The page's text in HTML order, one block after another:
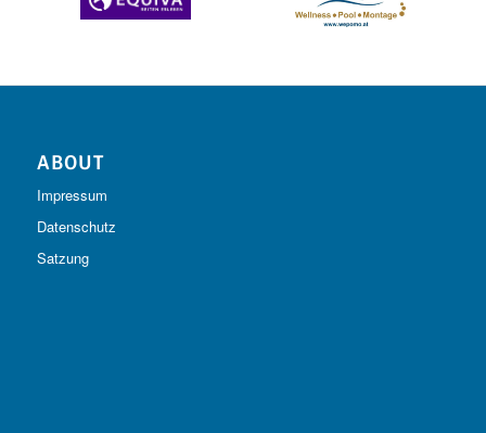
ABOUT
Impressum
Datenschutz
Satzung